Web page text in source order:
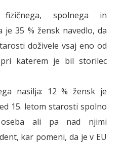
spolnega in
je 35 % žensk navedlo, da
doživele vsaj eno od
katerem je bil storilec
nasilja: 12 % žensk je
15. letom starosti spolno
oseba ali pa nad njimi
kar pomeni, da je v EU